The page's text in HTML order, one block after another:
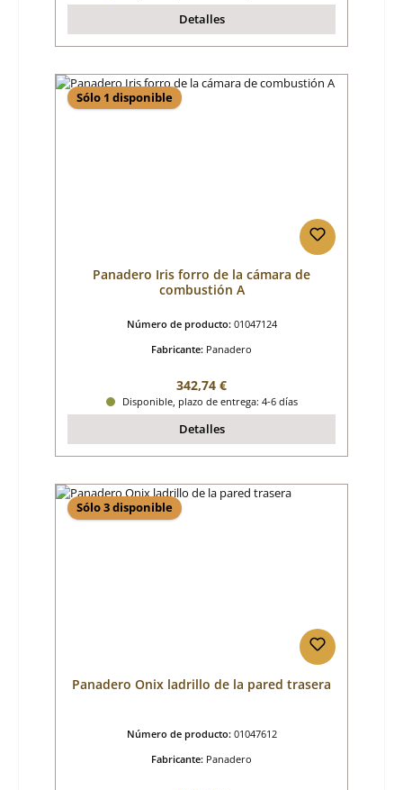
Detalles
Sólo 1 disponible
Panadero Iris forro de la cámara de
combustión A
Número de producto: 01047124
Fabricante: Panadero
Precio normal:
342,74 €
Disponible, plazo de entrega: 4-6 días
Detalles
Sólo 3 disponible
Panadero Onix ladrillo de la pared trasera
Número de producto: 01047612
Fabricante: Panadero